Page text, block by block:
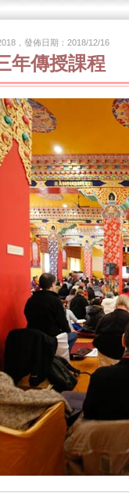
，發佈日期：2018/12/16
年傳授課程